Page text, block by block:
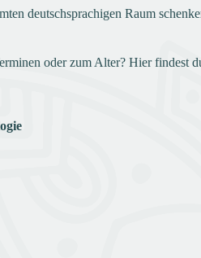
deutschsprachigen Raum
oder zum Alter? Hier findest